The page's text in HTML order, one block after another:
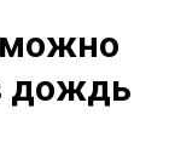
дождь